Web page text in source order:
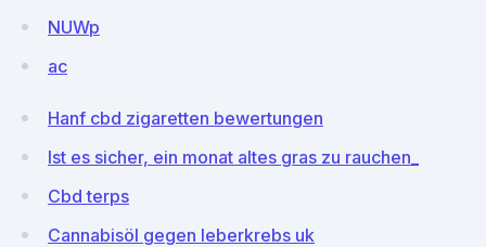
NUWp
ac
Hanf cbd zigaretten bewertungen
Ist es sicher, ein monat altes gras zu rauchen_
Cbd terps
Cannabisöl gegen leberkrebs uk